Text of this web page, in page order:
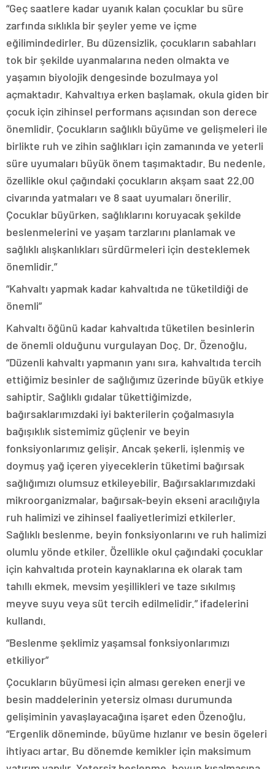
“Geç saatlere kadar uyanık kalan çocuklar bu süre
zarfında sıklıkla bir şeyler yeme ve içme
eğilimindedirler. Bu düzensizlik, çocukların sabahları
tok bir şekilde uyanmalarına neden olmakta ve
yaşamın biyolojik dengesinde bozulmaya yol
açmaktadır. Kahvaltıya erken başlamak, okula giden bir
çocuk için zihinsel performans açısından son derece
önemlidir. Çocukların sağlıklı büyüme ve gelişmeleri ile
birlikte ruh ve zihin sağlıkları için zamanında ve yeterli
süre uyumaları büyük önem taşımaktadır. Bu nedenle,
özellikle okul çağındaki çocukların akşam saat 22.00
civarında yatmaları ve 8 saat uyumaları önerilir.
Çocuklar büyürken, sağlıklarını koruyacak şekilde
beslenmelerini ve yaşam tarzlarını planlamak ve
sağlıklı alışkanlıkları sürdürmeleri için desteklemek
önemlidir.”
“Kahvaltı yapmak kadar kahvaltıda ne tüketildiği de
önemli”
Kahvaltı öğünü kadar kahvaltıda tüketilen besinlerin
de önemli olduğunu vurgulayan Doç. Dr. Özenoğlu,
“Düzenli kahvaltı yapmanın yanı sıra, kahvaltıda tercih
ettiğimiz besinler de sağlığımız üzerinde büyük etkiye
sahiptir. Sağlıklı gıdalar tükettiğimizde,
bağırsaklarımızdaki iyi bakterilerin çoğalmasıyla
bağışıklık sistemimiz güçlenir ve beyin
fonksiyonlarımız gelişir. Ancak şekerli, işlenmiş ve
doymuş yağ içeren yiyeceklerin tüketimi bağırsak
sağlığımızı olumsuz etkileyebilir. Bağırsaklarımızdaki
mikroorganizmalar, bağırsak-beyin ekseni aracılığıyla
ruh halimizi ve zihinsel faaliyetlerimizi etkilerler.
Sağlıklı beslenme, beyin fonksiyonlarını ve ruh halimizi
olumlu yönde etkiler. Özellikle okul çağındaki çocuklar
için kahvaltıda protein kaynaklarına ek olarak tam
tahıllı ekmek, mevsim yeşillikleri ve taze sıkılmış
meyve suyu veya süt tercih edilmelidir.” ifadelerini
kullandı.
“Beslenme şeklimiz yaşamsal fonksiyonlarımızı
etkiliyor”
Çocukların büyümesi için alması gereken enerji ve
besin maddelerinin yetersiz olması durumunda
gelişiminin yavaşlayacağına işaret eden Özenoğlu,
“Ergenlik döneminde, büyüme hızlanır ve besin ögeleri
ihtiyacı artar. Bu dönemde kemikler için maksimum